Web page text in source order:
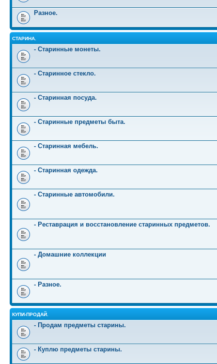
Разное.
СТАРИНА.
- Старинные монеты.
- Старинное стекло.
- Старинная посуда.
- Старинные предметы быта.
- Старинная мебель.
- Старинная одежда.
- Старинные автомобили.
- Реставрация и восстановление старинных предметов.
- Домашние коллекции
- Разное.
КУПИ-ПРОДАЙ.
- Продам предметы старины.
- Куплю предметы старины.